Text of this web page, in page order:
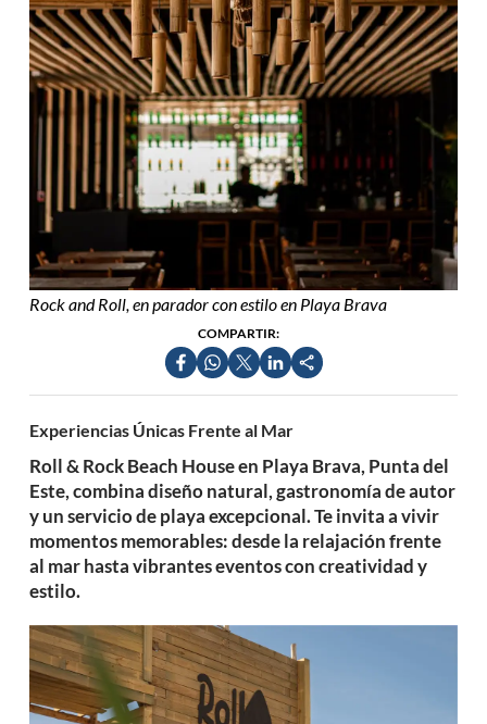
Rock and Roll, en parador con estilo en Playa Brava
COMPARTIR:
Experiencias Únicas Frente al Mar
Roll & Rock Beach House en Playa Brava, Punta del
Este, combina diseño natural, gastronomía de autor
y un servicio de playa excepcional. Te invita a vivir
momentos memorables: desde la relajación frente
al mar hasta vibrantes eventos con creatividad y
estilo.